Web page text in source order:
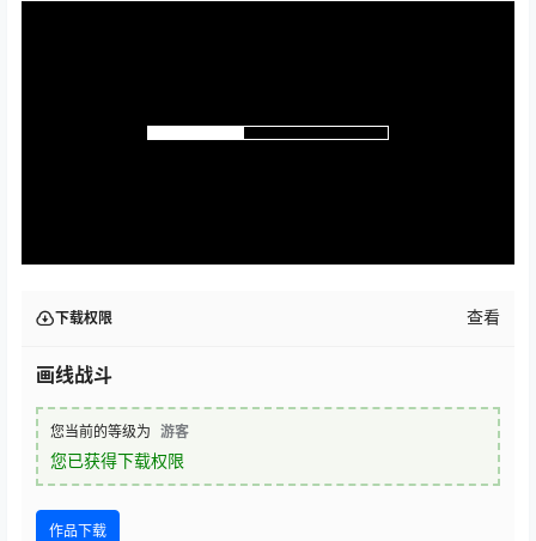
下载权限 查看
画线战斗
您当前的等级为 游客
您已获得下载权限
作品下载